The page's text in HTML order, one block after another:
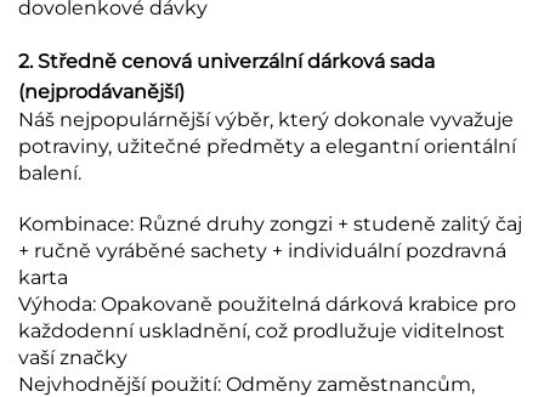
dovolenkové dávky
2. Středně cenová univerzální dárková sada
(nejprodávanější)
Náš nejpopulárnější výběr, který dokonale vyvažuje
potraviny, užitečné předměty a elegantní orientální
balení.
Kombinace: Různé druhy zongzi + studeně zalitý čaj
+ ručně vyráběné sachety + individuální pozdravná
karta
Výhoda: Opakovaně použitelná dárková krabice pro
každodenní uskladnění, což prodlužuje viditelnost
vaší značky
Nejvhodnější použití: Odměny zaměstnancům,